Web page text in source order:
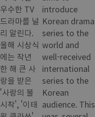
우수한 TV
드라마를 널
리 알린다.
올해 시상식
에는 작년
한 해 큰 사
랑을 받은
'사랑의 불
시착', '이태
introduce
Korean drama
series to the
world and
well-received
international
series to the
Korean
audience. This